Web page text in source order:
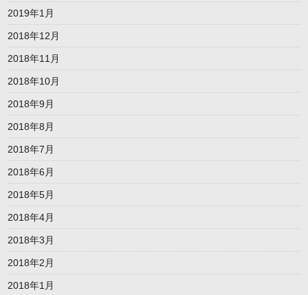
2019年1月
2018年12月
2018年11月
2018年10月
2018年9月
2018年8月
2018年7月
2018年6月
2018年5月
2018年4月
2018年3月
2018年2月
2018年1月